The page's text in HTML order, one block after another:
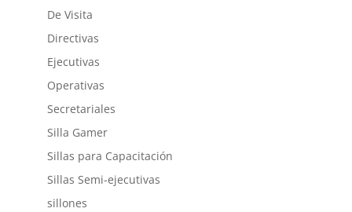
De Visita
Directivas
Ejecutivas
Operativas
Secretariales
Silla Gamer
Sillas para Capacitación
Sillas Semi-ejecutivas
sillones